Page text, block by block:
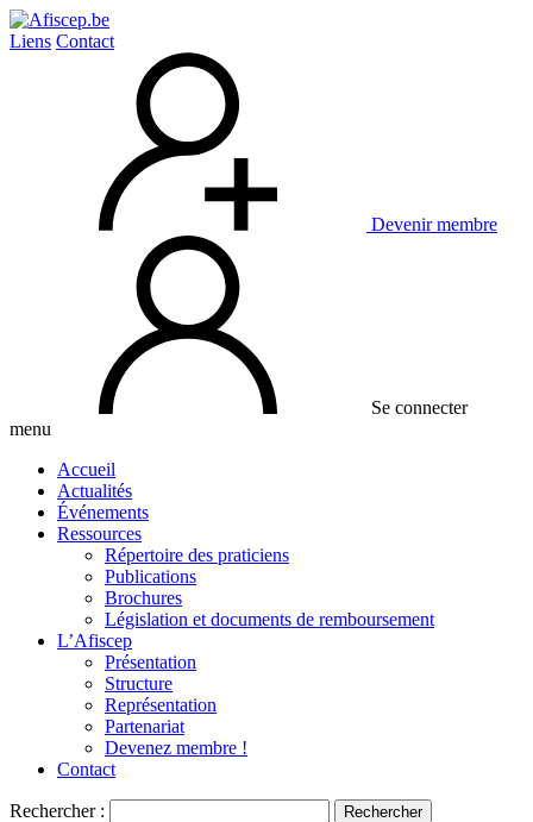
Liens Contact
Devenir membre
Se connecter
menu
Accueil
Actualités
Événements
Ressources
Répertoire des praticiens
Publications
Brochures
Législation et documents de remboursement
L’Afiscep
Présentation
Structure
Représentation
Partenariat
Devenez membre !
Contact
Rechercher :